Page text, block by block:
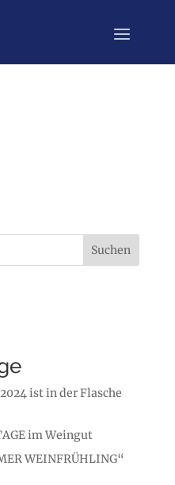
Suchen
ist in der Flasche
im Weingut
WEINFRÜHLING“